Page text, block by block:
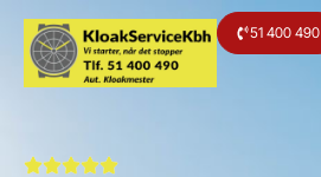
51 400 490